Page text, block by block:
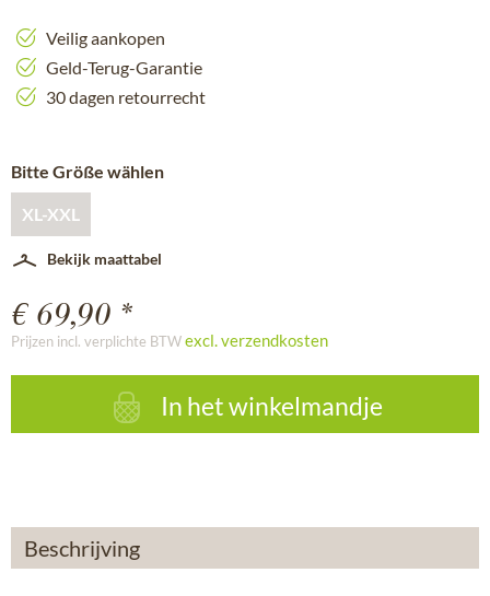
Veilig aankopen
Geld-Terug-Garantie
30 dagen retourrecht
Bitte Größe wählen
XL-XXL
Bekijk maattabel
€ 69,90 *
Prijzen incl. verplichte BTWexcl. verzendkosten
In het winkelmandje
Beschrijving